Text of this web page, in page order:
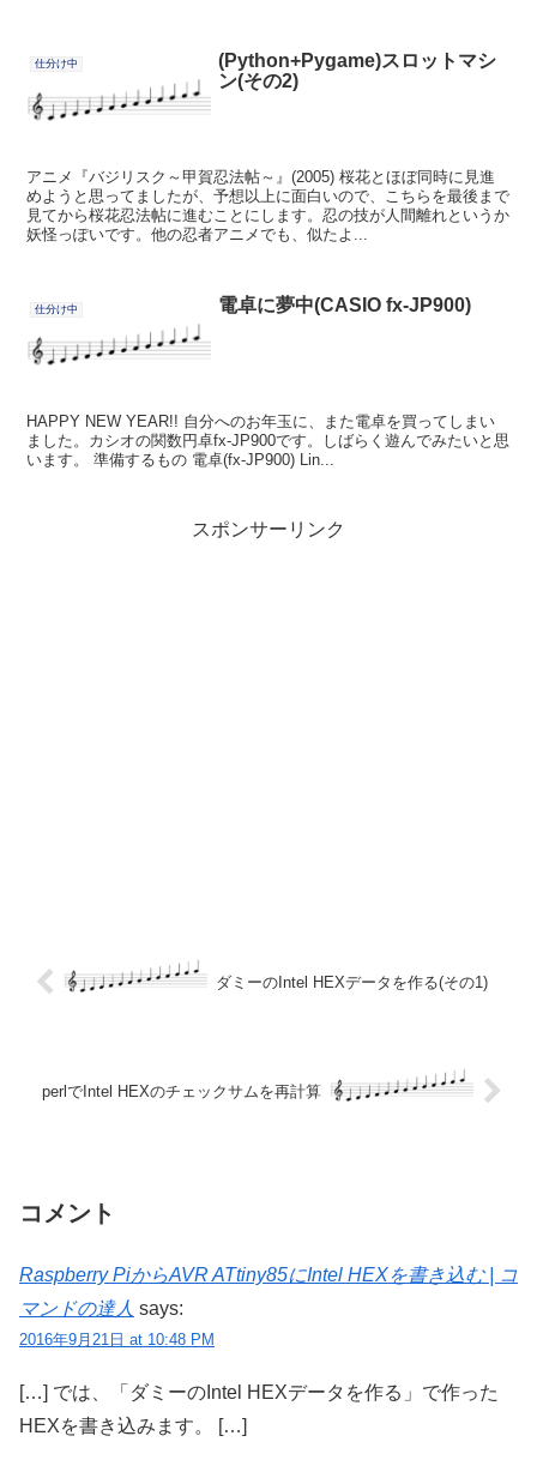
仕分け中
(Python+Pygame)スロットマシ
ン(その2)
アニメ『バジリスク～甲賀忍法帖～』(2005) 桜花とほぼ同時に見進
めようと思ってましたが、予想以上に面白いので、こちらを最後まで
見てから桜花忍法帖に進むことにします。忍の技が人間離れというか
妖怪っぽいです。他の忍者アニメでも、似たよ...
仕分け中 電卓に夢中(CASIO fx-JP900)
HAPPY NEW YEAR!! 自分へのお年玉に、また電卓を買ってしまい
ました。カシオの関数円卓fx-JP900です。しばらく遊んでみたいと思
います。 準備するもの 電卓(fx-JP900) Lin...
スポンサーリンク
ダミーのIntel HEXデータを作る(その1)
perlでIntel HEXのチェックサムを再計算
コメント
Raspberry PiからAVR ATtiny85にIntel HEXを書き込む | コ
マンドの達人 says:
2016年9月21日 at 10:48 PM
[…] では、「ダミーのIntel HEXデータを作る」で作った
HEXを書き込みます。 […]